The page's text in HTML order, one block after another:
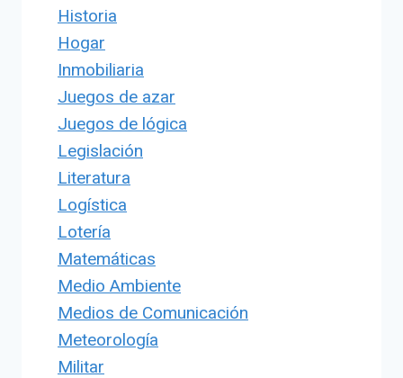
Historia
Hogar
Inmobiliaria
Juegos de azar
Juegos de lógica
Legislación
Literatura
Logística
Lotería
Matemáticas
Medio Ambiente
Medios de Comunicación
Meteorología
Militar